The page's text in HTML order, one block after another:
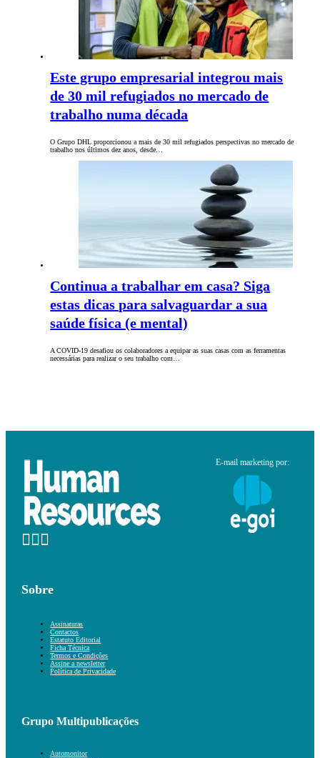
Este grupo empresarial integrou mais
de 30 mil refugiados no mercado de
trabalho numa década
O Grupo DHL proporcionou a mais de 30 mil refugiados perspectivas no mercado de
trabalho nos últimos dez anos, desde…
Continua a trabalhar em casa? Siga
estas dicas para salvaguardar a sua
saúde física (e mental)
A COVID-19 desafiou os colaboradores a equipar as suas casas com as ferramentas
necessárias para realizar o seu trabalho com…
E-mail marketing por:
Sobre
Assinaturas
Contactos
Estatuto Editorial
Ficha Técnica
Termos e Condições
Assine a newsletter
Política de Privacidade
Grupo Multipublicações
Automonitor